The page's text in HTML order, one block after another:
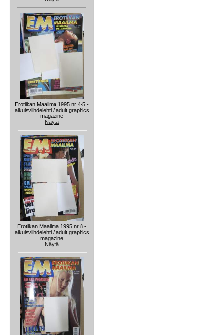
Erotiikan Maailma 1995 nr 4-5 -
aikuisviihdelehti / adult graphics
magazine
Näytä
Erotiikan Maailma 1995 nr 8 -
aikuisviihdelehti / adult graphics
magazine
Näytä